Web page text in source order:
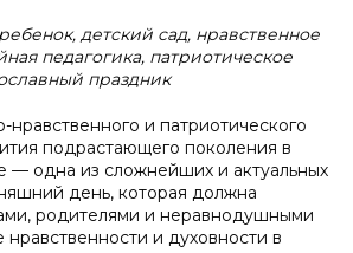
детский сад, нравственное
педагогика, патриотическое
праздник
и патриотического
подрастающего поколения в
— одна из сложнейших и актуальных
день, которая должна
родителями и неравнодушными
и духовности в